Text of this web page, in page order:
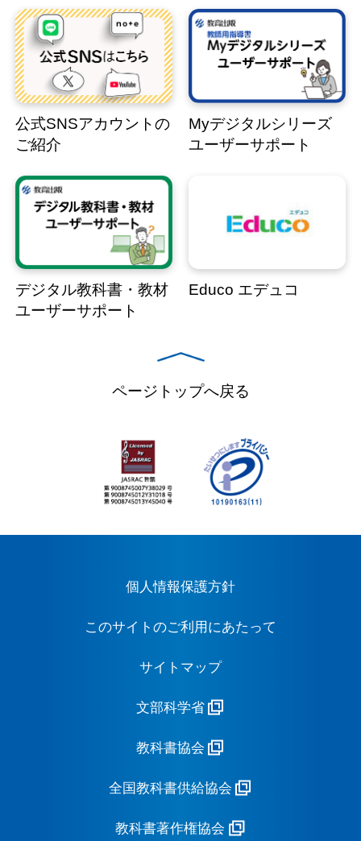
公式SNSアカウントの
ご紹介
Myデジタルシリーズ
ユーザーサポート
デジタル教科書・教材
ユーザーサポート
Educo エデュコ
ページトップへ戻る
個人情報保護方針
このサイトのご利用にあたって
サイトマップ
文部科学省
教科書協会
全国教科書供給協会
教科書著作権協会